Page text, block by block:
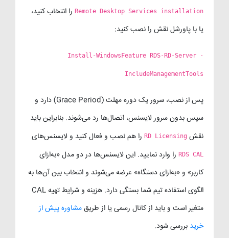
Remote Desktop Services installation را انتخاب کنید،
یا با پاورشل نقش را نصب کنید:
Install-WindowsFeature RDS-RD-Server -
IncludeManagementTools
پس از نصب، سرور یک دوره مهلت (Grace Period) دارد و
سپس بدون سرور لایسنس، اتصال‌ها رد می‌شوند. بنابراین باید
نقش RD Licensing را هم نصب و فعال کنید و لایسنس‌های
RDS CAL را وارد نمایید. این لایسنس‌ها در دو مدل «به‌ازای
کاربر» و «به‌ازای دستگاه» عرضه می‌شوند و انتخاب بین آن‌ها به
الگوی استفاده تیم شما بستگی دارد. هزینه و شرایط تهیه CAL
متغیر است و باید از کانال رسمی یا از طریقمشاوره پیش از
خرید بررسی شود.